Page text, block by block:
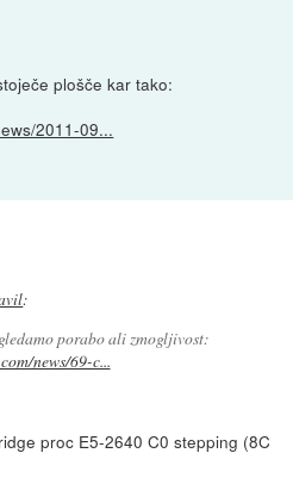
plošče kar tako:
2011-09...
:
porabo ali zmogljivost:
news/69-c...
proc E5-2640 C0 stepping (8C